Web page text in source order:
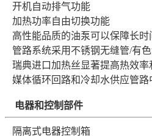
开机自动排气功能
加热功率自由切换功能
高性能品质的油泵可以保障长时
管路系统采用不锈钢无缝管/有
瑞典进口加热丝显著提高热效率
媒体循环回路和冷却水供应管路
电器和控制部件
隔离式电器控制箱